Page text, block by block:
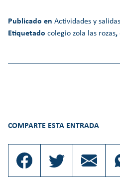
Publicado en Actividades y salidas
Etiquetado colegio zola las rozas,
COMPARTE ESTA ENTRADA